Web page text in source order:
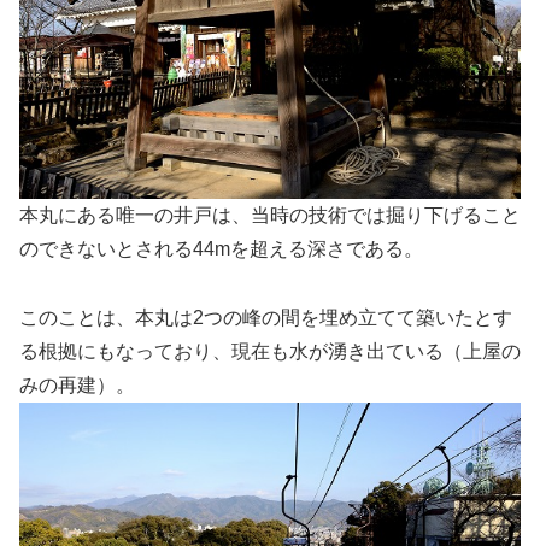
本丸にある唯一の井戸は、当時の技術では掘り下げること
のできないとされる44mを超える深さである。
このことは、本丸は2つの峰の間を埋め立てて築いたとす
る根拠にもなっており、現在も水が湧き出ている（上屋の
みの再建）。